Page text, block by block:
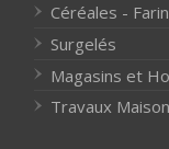
Céréales -
Surgelés
Magasins et
Travaux Maison